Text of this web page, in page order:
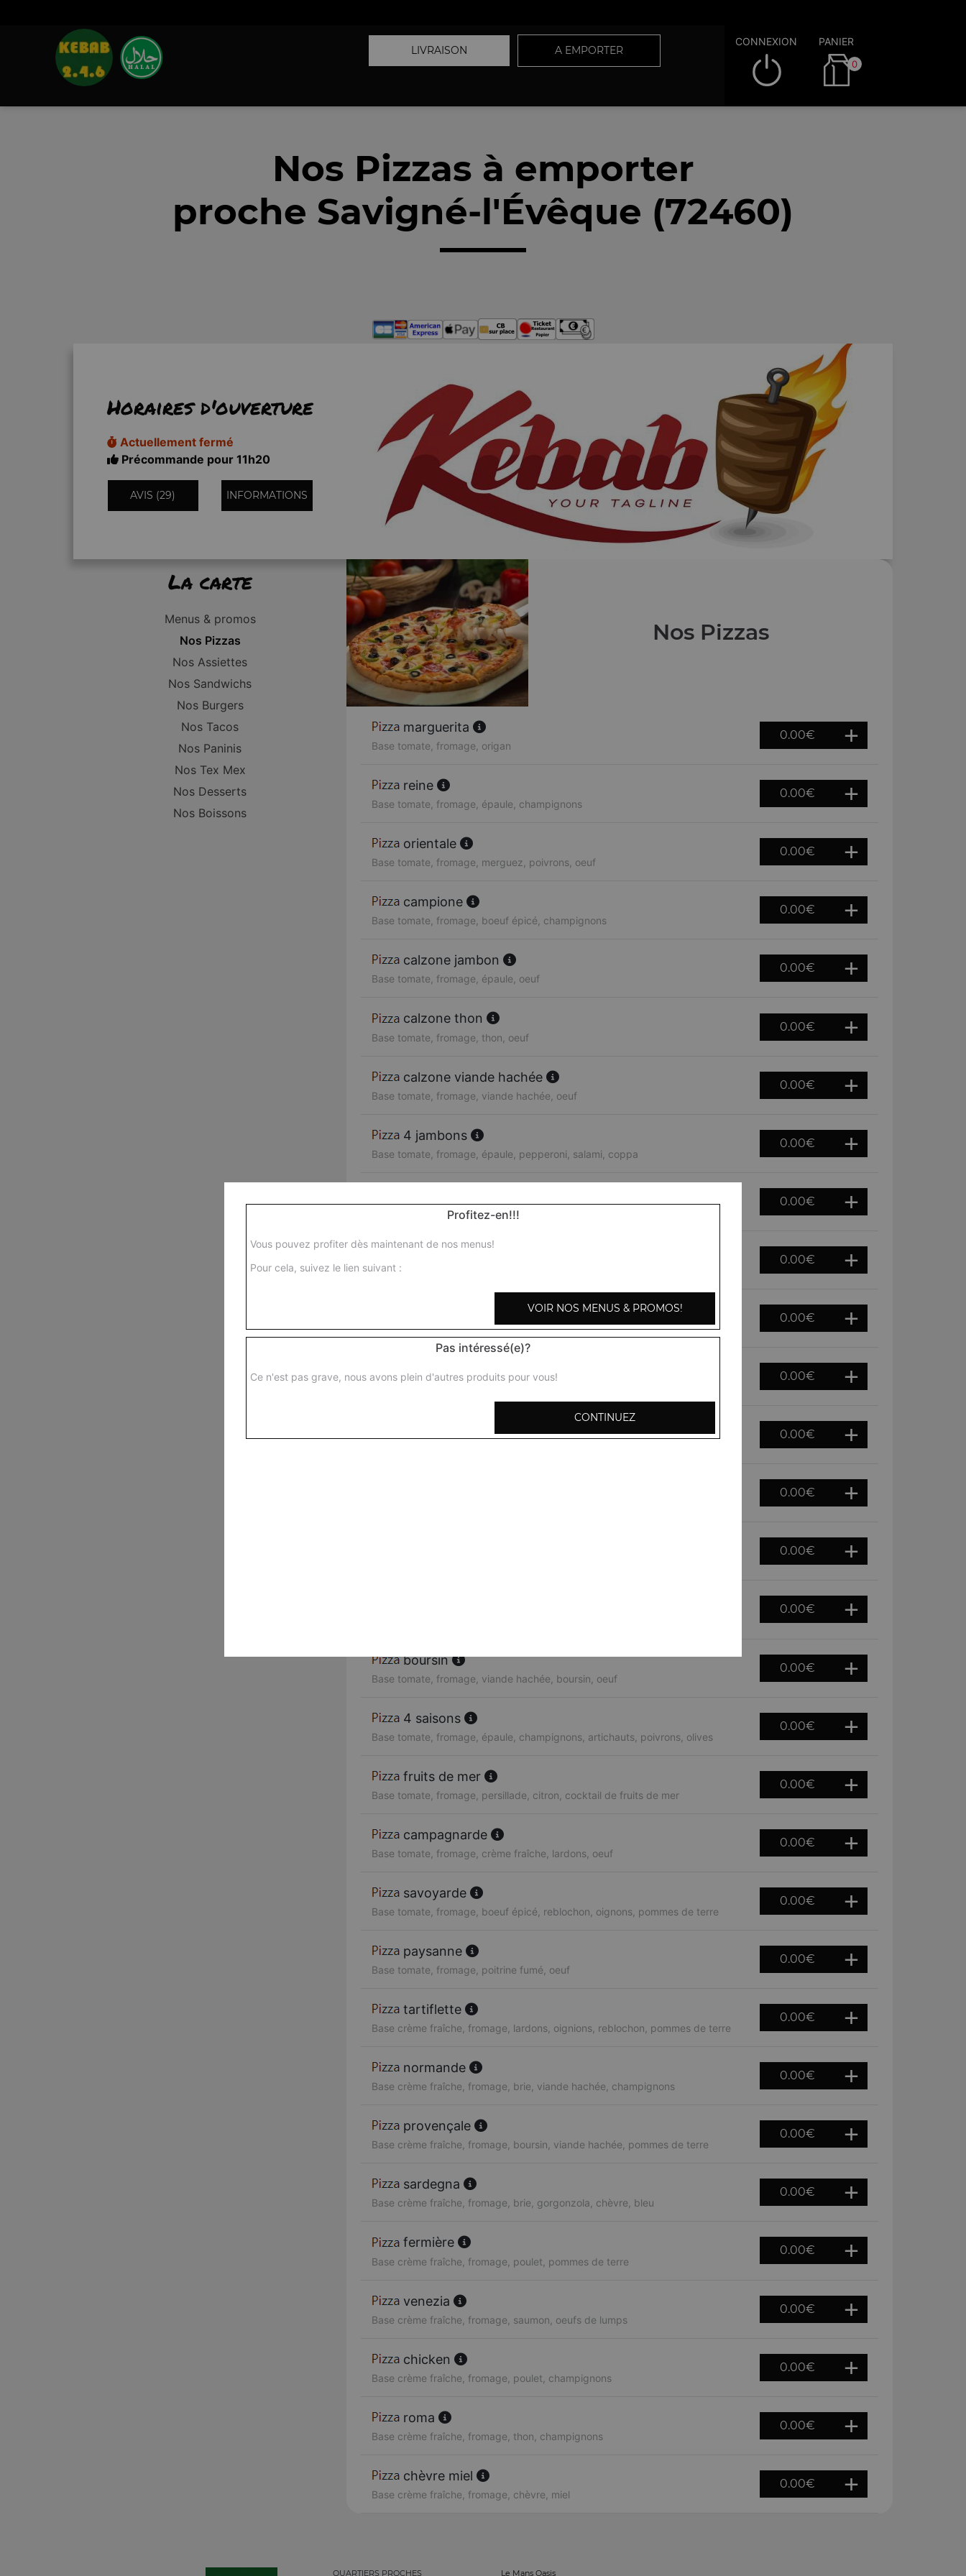
LIVRAISON A EMPORTER
CONNEXION PANIER
0
Nos Pizzas à emporter
proche Savigné-l'Évêque (72460)
Horaires d'ouverture
Actuellement fermé
Précommande pour 11h20
AVIS (29) INFORMATIONS
La carte
Menus & promos
Nos Pizzas
Nos Assiettes
Nos Sandwichs
Nos Burgers
Nos Tacos
Nos Paninis
Nos Tex Mex
Nos Desserts
Nos Boissons
Nos Pizzas
marguerita
Base tomate, fromage, origan
0.00€
reine
Base tomate, fromage, épaule, champignons
0.00€
orientale
Base tomate, fromage, merguez, poivrons, oeuf
0.00€
campione
Base tomate, fromage, boeuf épicé, champignons
0.00€
calzone jambon
Base tomate, fromage, épaule, oeuf
0.00€
calzone thon
Base tomate, fromage, thon, oeuf
0.00€
calzone viande hachée
Base tomate, fromage, viande hachée, oeuf
0.00€
4 jambons
Base tomate, fromage, épaule, pepperoni, salami, coppa
0.00€
Base tomate, fromage, thon, oignons, poivrons, oeuf
0.00€
fajitas
Base tomate, fromage, poulet, poivrons, oignons
0.00€
Base tomate, parmesan, provolone, mozzarella, brie
0.00€
Base tomate, fromage, saumon fumé, crème fraîche, oeufs de lump, citron
0.00€
0.00€
0.00€
0.00€
0.00€
boursin
Base tomate, fromage, viande hachée, boursin, oeuf
0.00€
4 saisons
Base tomate, fromage, épaule, champignons, artichauts, poivrons, olives
0.00€
fruits de mer
Base tomate, fromage, persillade, citron, cocktail de fruits de mer
0.00€
campagnarde
Base tomate, fromage, crème fraîche, lardons, oeuf
0.00€
savoyarde
Base tomate, fromage, boeuf épicé, reblochon, oignons, pommes de terre
0.00€
paysanne
Base tomate, fromage, poitrine fumé, oeuf
0.00€
tartiflette
Base crème fraîche, fromage, lardons, oignions, reblochon, pommes de terre
0.00€
normande
Base crème fraîche, fromage, brie, viande hachée, champignons
0.00€
provençale
Base crème fraîche, fromage, boursin, viande hachée, pommes de terre
0.00€
sardegna
Base crème fraîche, fromage, brie, gorgonzola, chèvre, bleu
0.00€
fermière
Base crème fraîche, fromage, poulet, pommes de terre
0.00€
venezia
Base crème fraîche, fromage, saumon, oeufs de lumps
0.00€
chicken
Base crème fraîche, fromage, poulet, champignons
0.00€
roma
Base crème fraîche, fromage, thon, champignons
0.00€
chèvre miel
Base crème fraîche, fromage, chèvre, miel
0.00€
QUARTIERS PROCHES Le Mans Oasis
Profitez-en!!!
Vous pouvez profiter dès maintenant de nos menus!
Pour cela, suivez le lien suivant :
VOIR NOS MENUS & PROMOS!
Pas intéressé(e)?
Ce n'est pas grave, nous avons plein d'autres produits pour vous!
CONTINUEZ